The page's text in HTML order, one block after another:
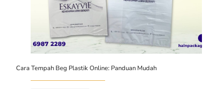
Cara Tempah Beg Plastik Online: Panduan Mudah